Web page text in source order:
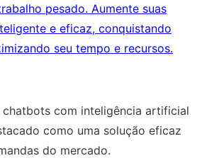
pesado. Aumente suas
e eficaz, conquistando
seu tempo e recursos.
chatbots com inteligência artificial
como uma solução eficaz
do mercado.